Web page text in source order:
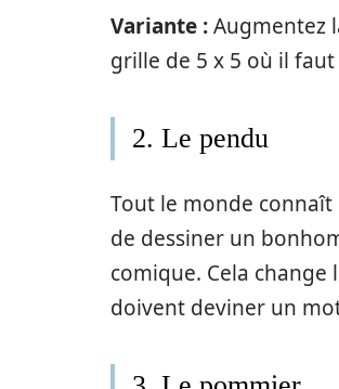
Variante :Augmentez
grille de 5 x 5 où il
2. Le pendu
Tout le monde
de dessiner un
comique. Cela
doivent deviner un